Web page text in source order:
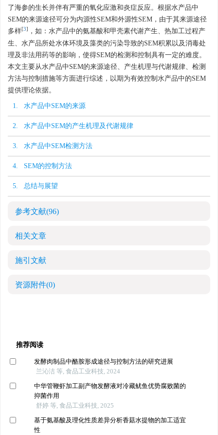
了海参的生长并伴有严重的氧化应激和炎症反应。根据水产品中
SEM的来源途径可分为内源性SEM和外源性SEM，由于其来源途径
多样[3]
，如：水产品中的氨基酸和甲壳素代谢产生、热加工过程产
生、水产品所处水体环境及藻类的污染导致的SEM积累以及消毒处
理及非法用药等的影响，使得SEM的检测和控制具有一定的难度。
本文主要从水产品中SEM的来源途径、产生机理与代谢规律、检测
方法与控制措施等方面进行综述，以期为有效控制水产品中的SEM
提供理论依据。
1. 水产品中SEM的来源
2. 水产品中SEM的产生机理及代谢规律
3. 水产品中SEM检测方法
4. SEM的控制方法
5. 总结与展望
参考文献(96)
相关文章
施引文献
资源附件(0)